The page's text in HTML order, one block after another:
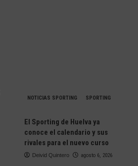
NOTICIAS SPORTING SPORTING
El Sporting de Huelva ya
conoce el calendario y sus
rivales para el nuevo curso
Deivid Quintero agosto 6, 2026